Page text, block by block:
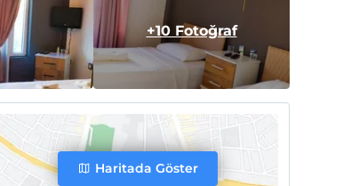
+10 Fotoğraf
Haritada Göster